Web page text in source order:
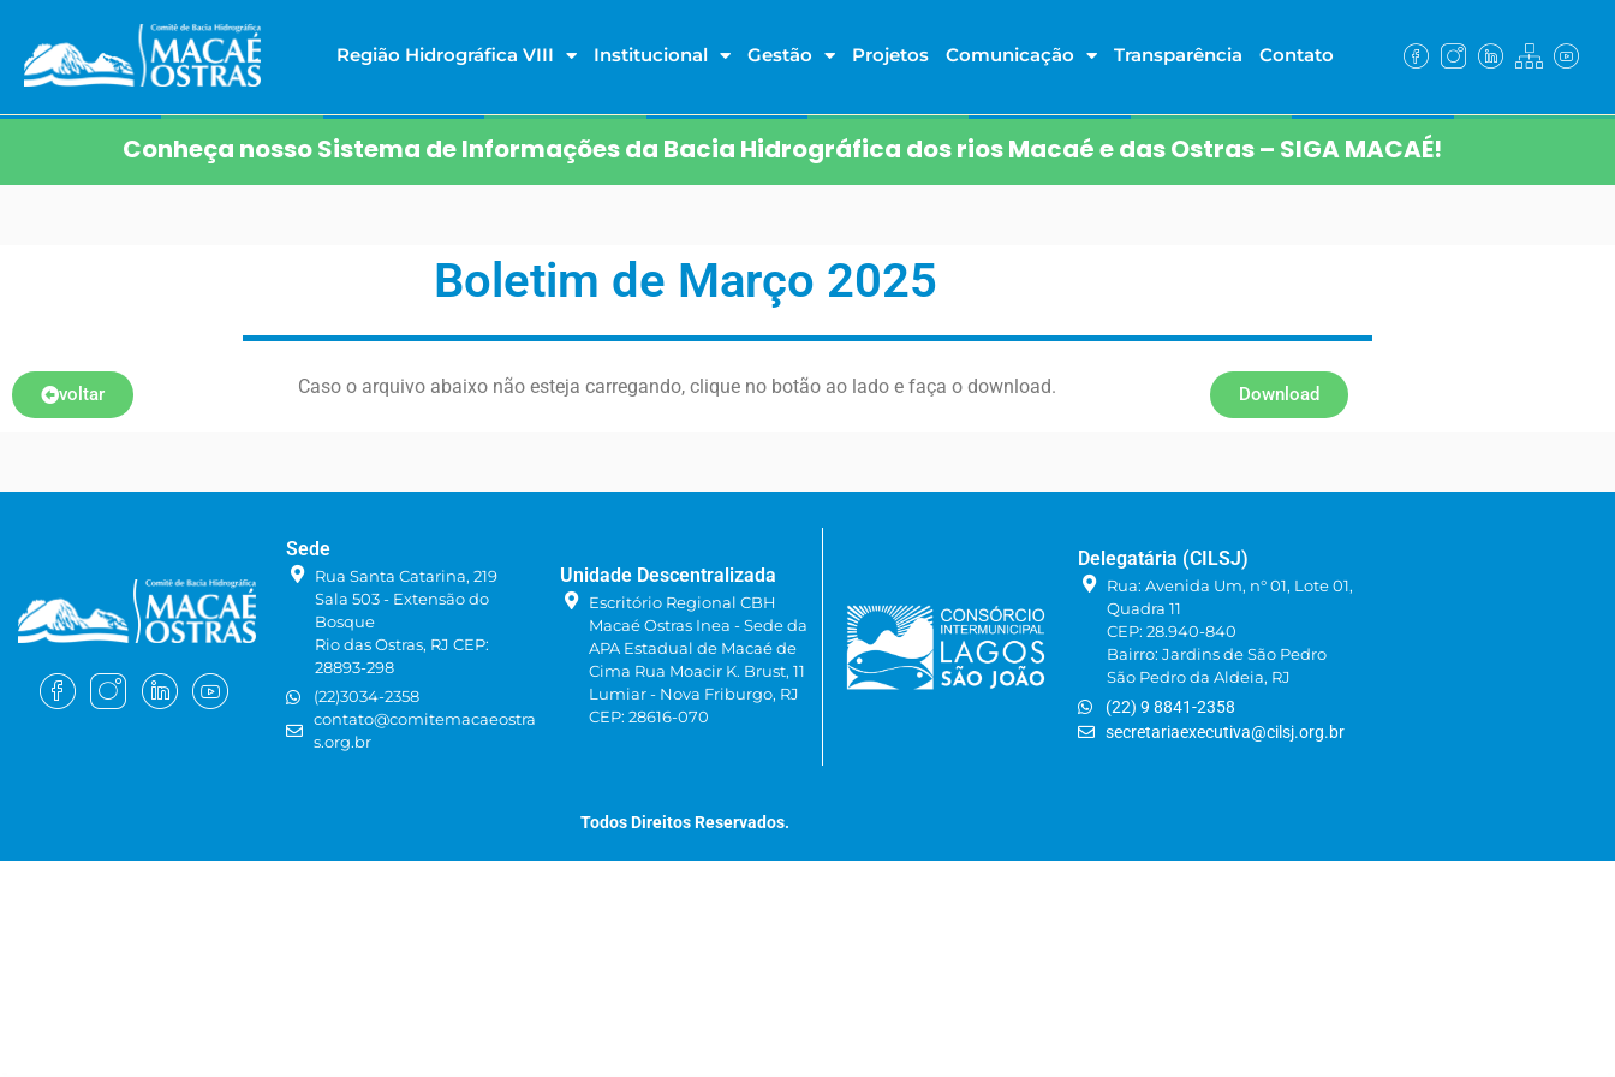
Região Hidrográfica VIII Institucional Gestão Projetos Comunicação Transparência Contato
Conheça nosso Sistema de Informações da Bacia Hidrográfica dos rios Macaé e das Ostras – SIGA MACAÉ!
Boletim de Março 2025
voltar Caso o arquivo abaixo não esteja carregando, clique no botão ao lado e faça o download. Download
Sede
Rua Santa Catarina, 219
Sala 503 - Extensão do
Bosque
Rio das Ostras, RJ CEP:
28893-298
(22)3034-2358
contato@comitemacaeostra
s.org.br
Unidade Descentralizada
Escritório Regional CBH
Macaé Ostras Inea - Sede da
APA Estadual de Macaé de
Cima Rua Moacir K. Brust, 11
Lumiar - Nova Friburgo, RJ
CEP: 28616-070
Delegatária (CILSJ)
Rua: Avenida Um, n° 01, Lote 01,
Quadra 11
CEP: 28.940-840
Bairro: Jardins de São Pedro
São Pedro da Aldeia, RJ
(22) 9 8841-2358
secretariaexecutiva@cilsj.org.br
Todos Direitos Reservados.